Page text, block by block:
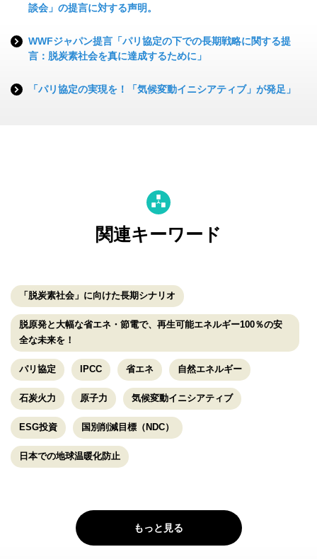
談会」の提言に対する声明。
WWFジャパン提言「パリ協定の下での長期戦略に関する提
言：脱炭素社会を真に達成するために」
「パリ協定の実現を！「気候変動イニシアティブ」が発足」
関連キーワード
「脱炭素社会」に向けた長期シナリオ
脱原発と大幅な省エネ・節電で、再生可能エネルギー100％の安
全な未来を！
パリ協定 IPCC 省エネ 自然エネルギー
石炭火力 原子力 気候変動イニシアティブ
ESG投資 国別削減目標（NDC）
日本での地球温暖化防止
もっと見る